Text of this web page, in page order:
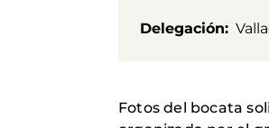
Delegación
Fotos del bocata